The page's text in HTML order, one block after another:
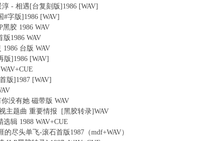
淳 - 相遇[台复刻版]1986 [WAV]
#字版]1986 [WAV]
黑胶 1986 WAV
版1986 WAV
1986 台版 WAV
版]1986 [WAV]
版]1987 [WAV]
没有她 磁带版 WAV
主题曲 重要情报 [黑胶转录]WAV
选辑 1988 WAV+CUE
的尽头单飞-滚石首版1987（mdf+WAV）